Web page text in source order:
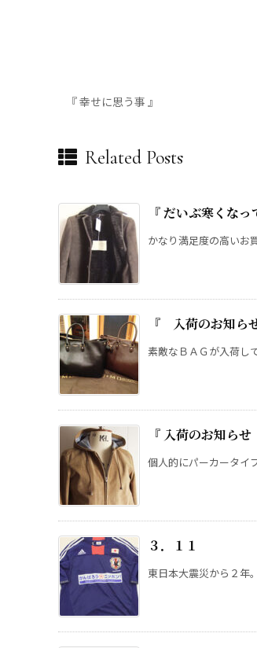
『 幸せに思う事 』
Related Posts
『 だいぶ寒くな
かなり満足度の高いお
『 入荷のお知ら
素敵なＢＡＧが入荷し
『 入荷のお知ら
個人的にパーカータイ
３．１１
東日本大震災から２年